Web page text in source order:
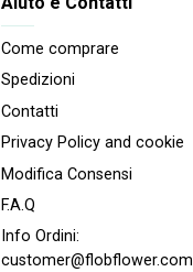
Come comprare
Spedizioni
Contatti
Privacy Policy and cookie
Modifica Consensi
F.A.Q
Info Ordini:
customer@flobflower.com